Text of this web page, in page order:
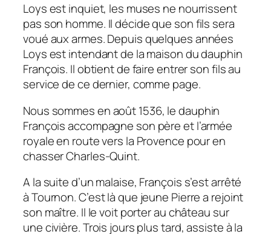
Loys est inquiet, les muses ne nourrissent
pas son homme. Il décide que son fils sera
voué aux armes. Depuis quelques années
Loys est intendant de la maison du dauphin
François. Il obtient de faire entrer son fils au
service de ce dernier, comme page.
Nous sommes en août 1536, le dauphin
François accompagne son père et l’armée
royale en route vers la Provence pour en
chasser Charles-Quint.
A la suite d’un malaise, François s’est arrêté
à Tournon. C’est là que jeune Pierre a rejoint
son maître. Il le voit porter au château sur
une civière. Trois jours plus tard, assiste à la